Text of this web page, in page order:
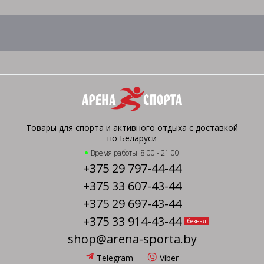
Товары для спорта и активного отдыха с доставкой
по Беларуси
Время работы: 8.00 - 21.00
+375 29 797-44-44
+375 33 607-43-44
+375 29 697-43-44
+375 33 914-43-44
безнал
shop@arena-sporta.by
Telegram Viber